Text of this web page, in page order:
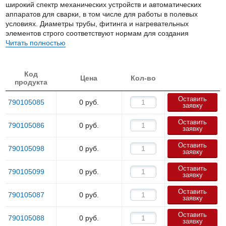
широкий спектр механических устройств и автоматических
аппаратов для сварки, в том числе для работы в полевых
условиях. Диаметры трубы, фитинга и нагревательных
элементов строго соответствуют нормам для создания
необходимого давления при сварке, что дает в результате
Читать полностью
Код
продукта
Цена Кол-во
790105085 0 руб.
Оставить
заявку
790105086 0 руб.
Оставить
заявку
790105098 0 руб.
Оставить
заявку
790105099 0 руб.
Оставить
заявку
790105087 0 руб.
Оставить
заявку
790105088 0 руб.
Оставить
заявку